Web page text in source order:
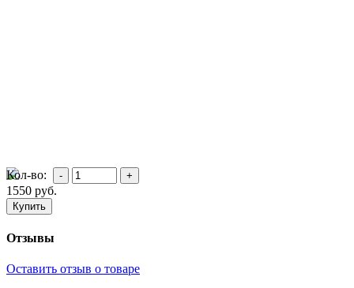
Кол-во:
1550 руб.
Отзывы
Оставить отзыв о товаре